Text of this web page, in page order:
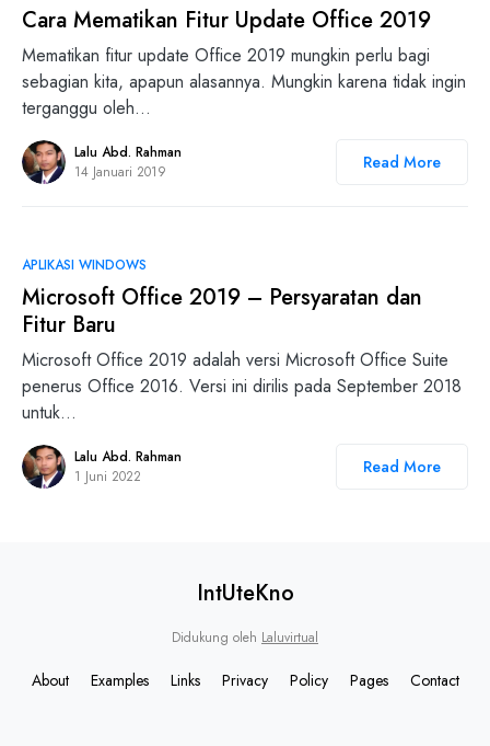
Cara Mematikan Fitur Update Office 2019
Mematikan fitur update Office 2019 mungkin perlu bagi
sebagian kita, apapun alasannya. Mungkin karena tidak ingin
terganggu oleh…
Lalu Abd. Rahman
14 Januari 2019
Read More
APLIKASI WINDOWS
Microsoft Office 2019 – Persyaratan dan
Fitur Baru
Microsoft Office 2019 adalah versi Microsoft Office Suite
penerus Office 2016. Versi ini dirilis pada September 2018
untuk…
Lalu Abd. Rahman
1 Juni 2022
Read More
IntUteKno
Didukung oleh Laluvirtual
About Examples Links Privacy Policy Pages Contact